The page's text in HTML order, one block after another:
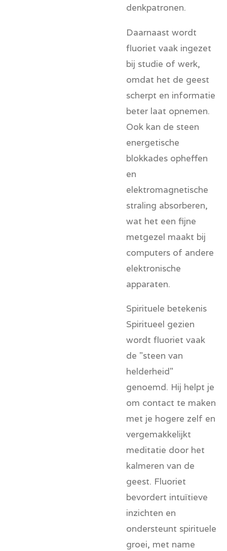
denkpatronen.
Daarnaast wordt
fluoriet vaak ingezet
bij studie of werk,
omdat het de geest
scherpt en informatie
beter laat opnemen.
Ook kan de steen
energetische
blokkades opheffen
en
elektromagnetische
straling absorberen,
wat het een fijne
metgezel maakt bij
computers of andere
elektronische
apparaten.
Spirituele betekenis
Spiritueel gezien
wordt fluoriet vaak
de "steen van
helderheid"
genoemd. Hij helpt je
om contact te maken
met je hogere zelf en
vergemakkelijkt
meditatie door het
kalmeren van de
geest. Fluoriet
bevordert intuïtieve
inzichten en
ondersteunt spirituele
groei, met name